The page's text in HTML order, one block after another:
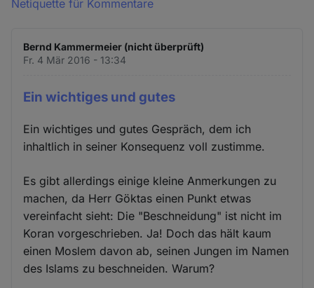
Netiquette für Kommentare
Bernd Kammermeier (nicht überprüft)
Fr. 4 Mär 2016 - 13:34
Ein wichtiges und gutes
Ein wichtiges und gutes Gespräch, dem ich
inhaltlich in seiner Konsequenz voll zustimme.
Es gibt allerdings einige kleine Anmerkungen zu
machen, da Herr Göktas einen Punkt etwas
vereinfacht sieht: Die "Beschneidung" ist nicht im
Koran vorgeschrieben. Ja! Doch das hält kaum
einen Moslem davon ab, seinen Jungen im Namen
des Islams zu beschneiden. Warum?